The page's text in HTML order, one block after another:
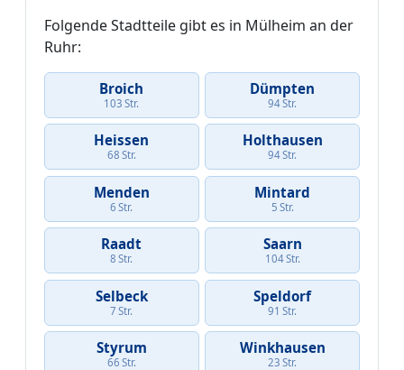
Folgende Stadtteile gibt es in Mülheim an der
Ruhr:
Broich
103 Str.
Dümpten
94 Str.
Heissen
68 Str.
Holthausen
94 Str.
Menden
6 Str.
Mintard
5 Str.
Raadt
8 Str.
Saarn
104 Str.
Selbeck
7 Str.
Speldorf
91 Str.
Styrum
66 Str.
Winkhausen
23 Str.